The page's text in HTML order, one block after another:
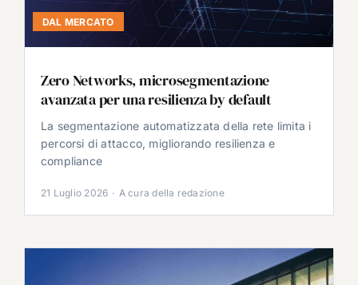
DAL MERCATO
Zero Networks, microsegmentazione
avanzata per una resilienza by default
La segmentazione automatizzata della rete limita i
percorsi di attacco, migliorando resilienza e
compliance
21 Luglio 2026 · A cura della redazione